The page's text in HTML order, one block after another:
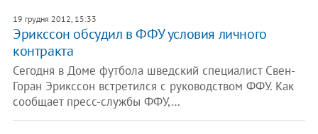
19 грудня 2012, 15:33
Эрикссон обсудил в ФФУ условия личного
контракта
Сегодня в Доме футбола шведский специалист Свен-
Горан Эрикссон встретился с руководством ФФУ. Как
сообщает пресс-службы ФФУ,…